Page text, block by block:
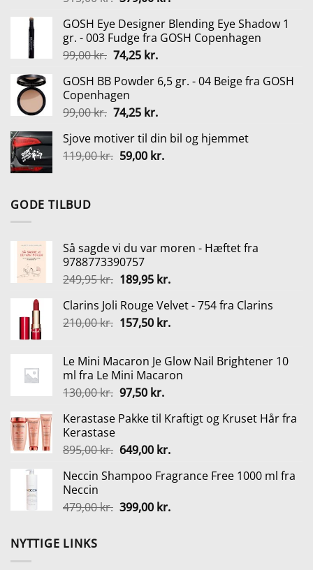
pris
var:
515,00 kr..
pris
er:
GOSH Eye Designer Blending Eye Shadow 1
gr. - 003 Fudge fra GOSH Copenhagen
99,00kr. Den
pris
var:
99,00 kr..
74,25 kr.Den
pris
74,25 kr..
GOSH BB Powder 6,5 gr. - 04 Beige fra GOSH
Copenhagen
99,00kr. Den
pris
var:
74,25 kr.Den
pris
er:
Sjove motiver til din bil og hjemmet
119,00kr. Den
59,00 kr.Den
GODE TILBUD
Så sagde vi du var moren - Hæftet fra
9788773390757
249,95kr. Den
pris
var:
189,95 kr.Den
pris
er:
Clarins Joli Rouge Velvet - 754 fra Clarins
210,00kr. Den
var:
210,00 kr..
157,50 kr.Den
er:
157,50 kr..
Le Mini Macaron Je Glow Nail Brightener 10
ml fra Le Mini Macaron
130,00kr. Den
pris
130,00 kr..
97,50 kr.Den
pris
97,50 kr..
Kerastase Pakke til Kraftigt og Kruset Hår fra
Kerastase
895,00kr. Den
pris
895,00 kr..
649,00 kr.Den
pris
649,00 kr..
Neccin Shampoo Fragrance Free 1000 ml fra
Neccin
479,00kr. Den
399,00 kr.Den
NYTTIGE LINKS